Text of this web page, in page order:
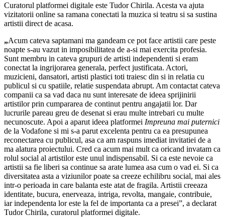
Curatorul platformei digitale este Tudor Chirila. Acesta va ajuta
vizitatorii online sa ramana conectati la muzica si teatru si sa sustina
artistii direct de acasa.
„Acum cateva saptamani ma gandeam ce pot face artistii care peste
noapte s-au vazut in imposibilitatea de a-si mai exercita profesia.
Sunt membru in cateva grupuri de artisti independenti si eram
conectat la ingrijorarea generala, perfect justificata. Actori,
muzicieni, dansatori, artisti plastici toti traiesc din si in relatia cu
publicul si cu spatiile, relatie suspendata abrupt. Am contactat cateva
companii ca sa vad daca nu sunt interesate de ideea sprijinirii
artistilor prin cumpararea de continut pentru angajatii lor. Dar
lucrurile pareau greu de desenat si erau multe intrebari cu multe
necunoscute. Apoi a aparut ideea platformei Impreuna mai puternici
de la Vodafone si mi s-a parut excelenta pentru ca ea presupunea
reconectarea cu publicul, asa ca am raspuns imediat invitatiei de a
ma alatura proiectului. Cred ca acum mai mult ca oricand invatam ca
rolul social al artistilor este unul indispensabil. Si ca este nevoie ca
artistii sa fie liberi sa continue sa arate lumea asa cum o vad ei. Si ca
diversitatea asta a viziunilor poate sa creeze echilibru social, mai ales
intr-o perioada in care balanta este atat de fragila. Artistii creeaza
identitate, bucura, enerveaza, intriga, revolta, mangaie, contribuie,
iar independenta lor este la fel de importanta ca a presei”, a declarat
Tudor Chirila, curatorul platformei digitale.